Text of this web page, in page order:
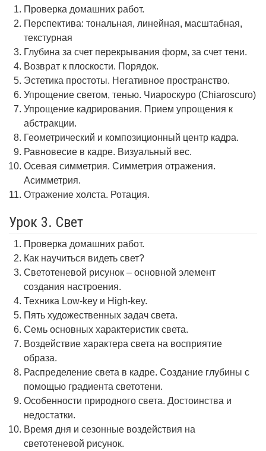
Проверка домашних работ.
Перспектива: тональная, линейная, масштабная,
текстурная
Глубина за счет перекрывания форм, за счет тени.
Возврат к плоскости. Порядок.
Эстетика простоты. Негативное пространство.
Упрощение светом, тенью. Чиароскуро (Chiaroscuro)
Упрощение кадрирования. Прием упрощения к
абстракции.
Геометрический и композиционный центр кадра.
Равновесие в кадре. Визуальный вес.
Осевая симметрия. Симметрия отражения.
Асимметрия.
Отражение холста. Ротация.
Урок 3. Свет
Проверка домашних работ.
Как научиться видеть свет?
Светотеневой рисунок – основной элемент
создания настроения.
Техника Low-key и High-key.
Пять художественных задач света.
Семь основных характеристик света.
Воздействие характера света на восприятие
образа.
Распределение света в кадре. Создание глубины с
помощью градиента светотени.
Особенности природного света. Достоинства и
недостатки.
Время дня и сезонные воздействия на
светотеневой рисунок.